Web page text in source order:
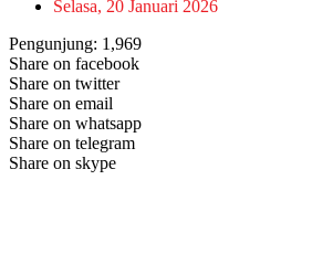
Selasa, 20 Januari 2026
Pengunjung: 1,969
Share on facebook
Share on twitter
Share on email
Share on whatsapp
Share on telegram
Share on skype